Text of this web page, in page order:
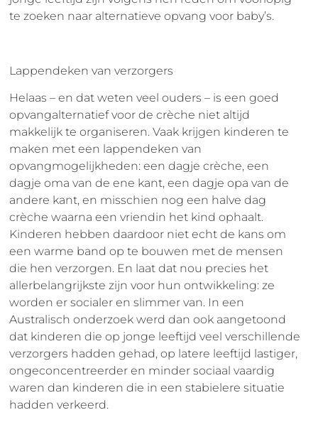
te zoeken naar alternatieve opvang voor baby’s.
Lappendeken van verzorgers
Helaas – en dat weten veel ouders – is een goed
opvangalternatief voor de crèche niet altijd
makkelijk te organiseren. Vaak krijgen kinderen te
maken met een lappendeken van
opvangmogelijkheden: een dagje crèche, een
dagje oma van de ene kant, een dagje opa van de
andere kant, en misschien nog een halve dag
crèche waarna een vriendin het kind ophaalt.
Kinderen hebben daardoor niet echt de kans om
een warme band op te bouwen met de mensen
die hen verzorgen. En laat dat nou precies het
allerbelangrijkste zijn voor hun ontwikkeling: ze
worden er socialer en slimmer van. In een
Australisch onderzoek werd dan ook aangetoond
dat kinderen die op jonge leeftijd veel verschillende
verzorgers hadden gehad, op latere leeftijd lastiger,
ongeconcentreerder en minder sociaal vaardig
waren dan kinderen die in een stabielere situatie
hadden verkeerd.